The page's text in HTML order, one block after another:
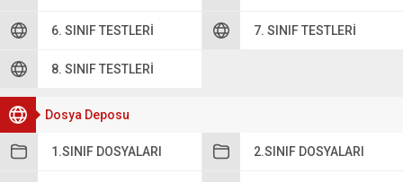
6. SINIF TESTLERI 7. SINIF TESTLERI
8. SINIF TESTLERI
Dosya Deposu
1.SINIF DOSYALARI 2.SINIF DOSYALARI